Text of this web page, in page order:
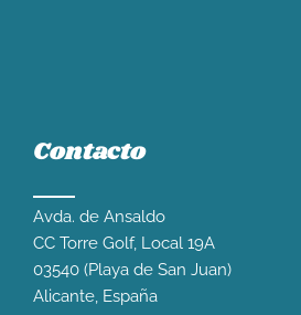
Contacto
Avda. de Ansaldo
CC Torre Golf, Local 19A
03540 (Playa de San Juan)
Alicante, España